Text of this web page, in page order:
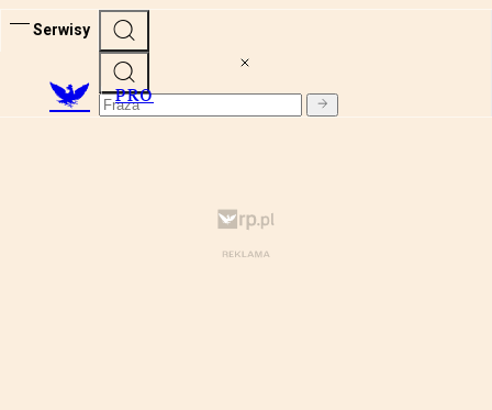
Serwisy
PRO